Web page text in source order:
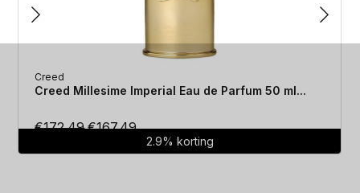
Creed
Creed Millesime Imperial Eau de Parfum 50 ml...
€172.49Oorspronkelijke
€167.49Huidige
prijs
2.9% korting